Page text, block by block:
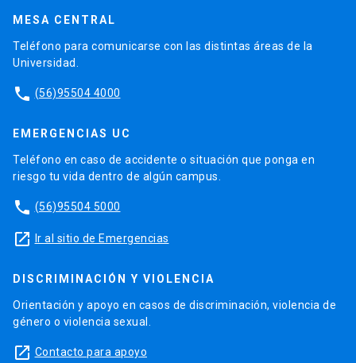
MESA CENTRAL
Teléfono para comunicarse con las distintas áreas de la
Universidad.
phone (56)95504 4000
EMERGENCIAS UC
Teléfono en caso de accidente o situación que ponga en
riesgo tu vida dentro de algún campus.
phone (56)95504 5000
launch Ir al sitio de Emergencias
DISCRIMINACIÓN Y VIOLENCIA
Orientación y apoyo en casos de discriminación, violencia de
género o violencia sexual.
launch Contacto para apoyo